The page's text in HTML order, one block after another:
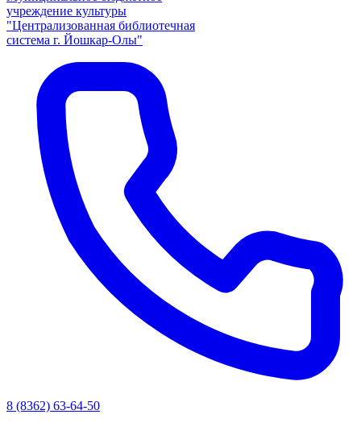
учреждение культуры
"Централизованная библиотечная
система г. Йошкар-Олы"
8 (8362) 63-64-50